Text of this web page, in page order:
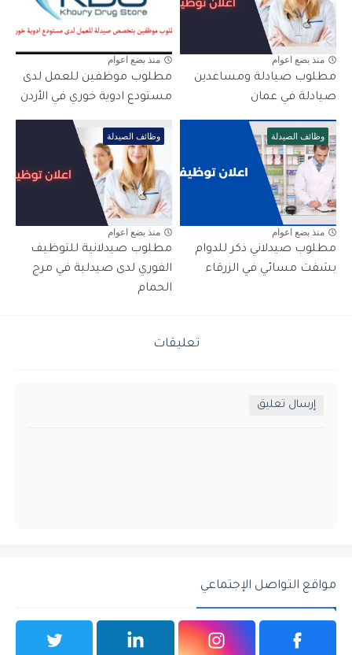
منذ بضع اعوام
مطلوب صيادلة ومساعدين
صيادلة في عمان
منذ بضع اعوام
مطلوب موظفين للعمل لدى
مستودع ادوية خوري في الأردن
وظائف الصيدلة
منذ بضع اعوام
مطلوب صيدلاني ذكر للدوام
بشفت مسائي في الزرقاء
وظائف الصيدلة
منذ بضع اعوام
مطلوب صيدلانية للتوظيف
الفوري لدى صيدلية في مرج
الحمام
تعليقات
إرسال تعليق
مواقع التواصل الإجتماعي